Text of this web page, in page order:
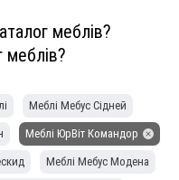
Каталог меблів?
меблів?
Меблі Мебус Сідней
Меблі ЮрВіт Командор
Меблі Мебус Модена